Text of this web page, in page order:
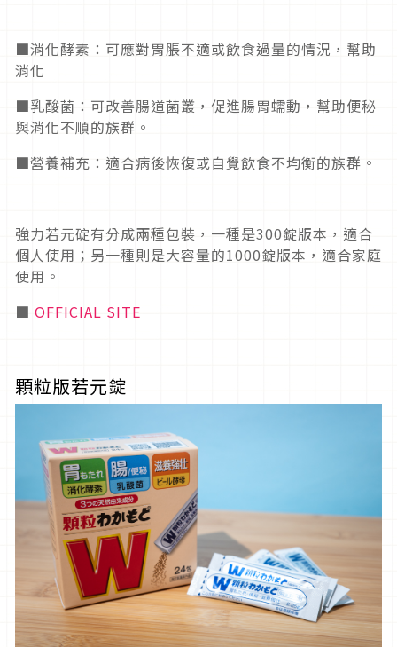
■消化酵素：可應對胃脹不適或飲食過量的情況，幫助
消化
■乳酸菌：可改善腸道菌叢，促進腸胃蠕動，幫助便秘
與消化不順的族群。
■營養補充：適合病後恢復或自覺飲食不均衡的族群。
強力若元碇有分成兩種包裝，一種是300錠版本，適合
個人使用；另一種則是大容量的1000錠版本，適合家庭
使用。
■ OFFICIAL SITE
顆粒版若元錠